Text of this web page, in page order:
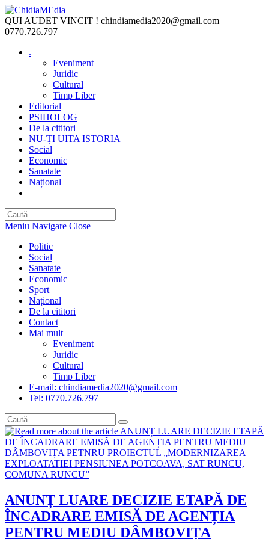
Skip
to
content
QUI AUDET VINCIT ! chindiamedia2020@gmail.com
0770.726.797
.
Eveniment
Juridic
Cultural
Timp Liber
Editorial
PSIHOLOG
De la cititori
NU-ȚI UITA ISTORIA
Social
Economic
Sanatate
Național
Meniu Navigare Close
Politic
Social
Sanatate
Economic
Sport
Național
De la cititori
Contact
Mai mult
Eveniment
Juridic
Cultural
Timp Liber
E-mail: chindiamedia2020@gmail.com
Tel: 0770.726.797
ANUNȚ LUARE DECIZIE ETAPĂ DE
ÎNCADRARE EMISĂ DE AGENȚIA
PENTRU MEDIU DÂMBOVIȚA